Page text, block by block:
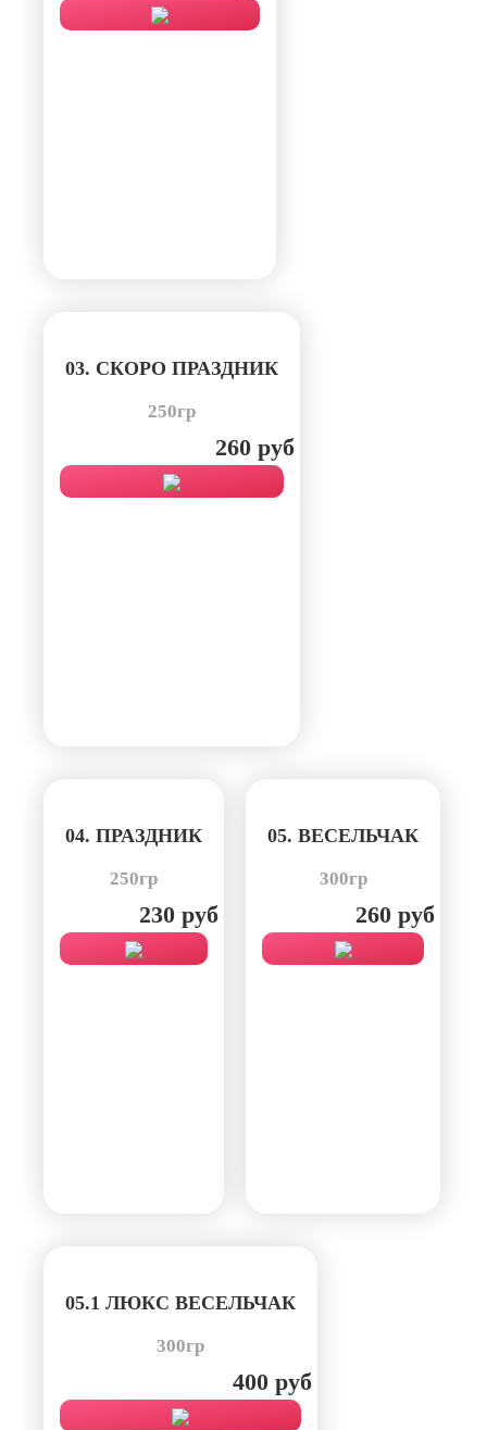
03. СКОРО ПРАЗДНИК
250гр
260 руб
04. ПРАЗДНИК
250гр
230 руб
05. ВЕСЕЛЬЧАК
300гр
260 руб
05.1 ЛЮКС ВЕСЕЛЬЧАК
300гр
400 руб